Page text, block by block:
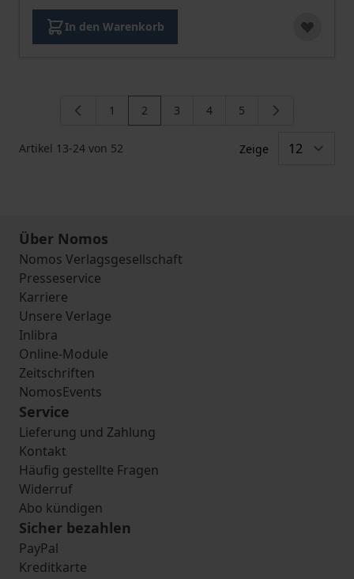
In den Warenkorb
Artikel 13-24 von 52
Seite
1 Sie lesen gerade die Seite
2 Seite
3 Seite
4 Seite
5
Zeige
Über Nomos
Nomos Verlagsgesellschaft
Presseservice
Karriere
Unsere Verlage
Inlibra
Online-Module
Zeitschriften
NomosEvents
Service
Lieferung und Zahlung
Kontakt
Häufig gestellte Fragen
Widerruf
Abo kündigen
Sicher bezahlen
PayPal
Kreditkarte